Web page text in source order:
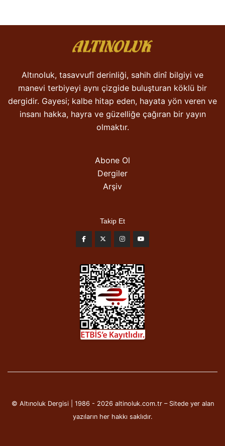
Altınoluk, tasavvufî derinliği, sahih dinî bilgiyi ve
manevi terbiyeyi aynı çizgide buluşturan köklü bir
dergidir. Gayesi; kalbe hitap eden, hayata yön veren ve
insanı hakka, hayra ve güzelliğe çağıran bir yayın
olmaktır.
Abone Ol
Dergiler
Arşiv
Takip Et
© Altınoluk Dergisi | 1986 - 2026 altinoluk.com.tr – Sitede yer alan
yazıların her hakkı saklıdır.